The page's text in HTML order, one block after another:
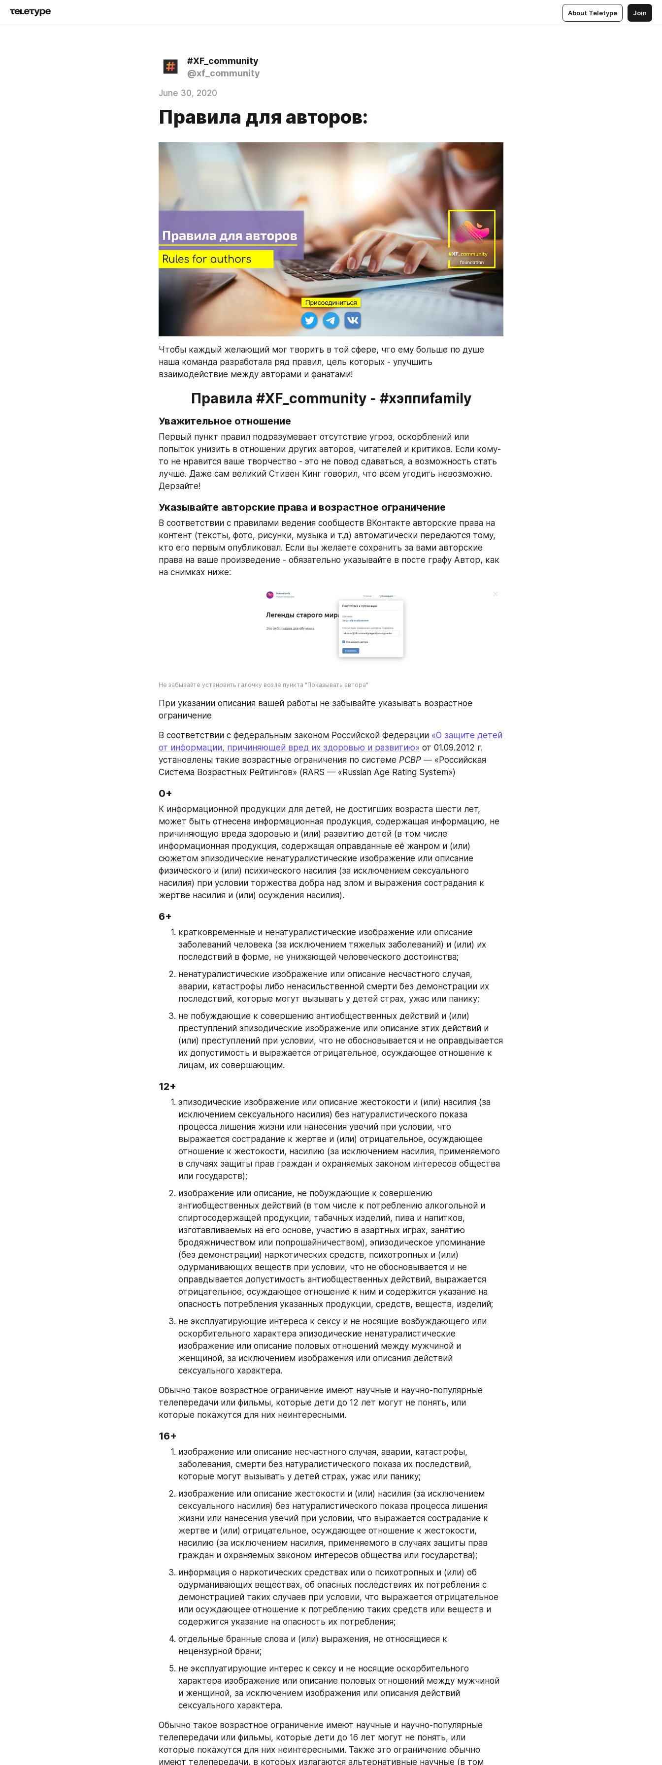
About Teletype Join
#XF_community
@xf_community
June 30, 2020
Правила для авторов:
Чтобы каждый желающий мог творить в той сфере, что ему больше по душе
наша команда разработала ряд правил, цель которых - улучшить
взаимодействие между авторами и фанатами!
Правила #XF_community - #хэппиfamily
Уважительное отношение
Первый пункт правил подразумевает отсутствие угроз, оскорблений или
попыток унизить в отношении других авторов, читателей и критиков. Если кому-
то не нравится ваше творчество - это не повод сдаваться, а возможность стать
лучше. Даже сам великий Стивен Кинг говорил, что всем угодить невозможно.
Дерзайте!
Указывайте авторские права и возрастное ограничение
В соответствии с правилами ведения сообществ ВКонтакте авторские права на
контент (тексты, фото, рисунки, музыка и т.д) автоматически передаются тому,
кто его первым опубликовал. Если вы желаете сохранить за вами авторские
права на ваше произведение - обязательно указывайте в посте графу Автор, как
на снимках ниже:
Не забывайте установить галочку возле пункта "Показывать автора"
При указании описания вашей работы не забывайте указывать возрастное
ограничение
В соответствии с федеральным законом Российской Федерации «О защите детей
от информации, причиняющей вред их здоровью и развитию» от 01.09.2012 г.
установлены такие возрастные ограничения по системе РСВР — «Российская
Система Возрастных Рейтингов» (RARS — «Russian Age Rating System»)
0+
К информационной продукции для детей, не достигших возраста шести лет,
может быть отнесена информационная продукция, содержащая информацию, не
причиняющую вреда здоровью и (или) развитию детей (в том числе
информационная продукция, содержащая оправданные её жанром и (или)
сюжетом эпизодические ненатуралистические изображение или описание
физического и (или) психического насилия (за исключением сексуального
насилия) при условии торжества добра над злом и выражения сострадания к
жертве насилия и (или) осуждения насилия).
6+
кратковременные и ненатуралистические изображение или описание
заболеваний человека (за исключением тяжелых заболеваний) и (или) их
последствий в форме, не унижающей человеческого достоинства;
ненатуралистические изображение или описание несчастного случая,
аварии, катастрофы либо ненасильственной смерти без демонстрации их
последствий, которые могут вызывать у детей страх, ужас или панику;
не побуждающие к совершению антиобщественных действий и (или)
преступлений эпизодические изображение или описание этих действий и
(или) преступлений при условии, что не обосновывается и не оправдывается
их допустимость и выражается отрицательное, осуждающее отношение к
лицам, их совершающим.
12+
эпизодические изображение или описание жестокости и (или) насилия (за
исключением сексуального насилия) без натуралистического показа
процесса лишения жизни или нанесения увечий при условии, что
выражается сострадание к жертве и (или) отрицательное, осуждающее
отношение к жестокости, насилию (за исключением насилия, применяемого
в случаях защиты прав граждан и охраняемых законом интересов общества
или государств);
изображение или описание, не побуждающие к совершению
антиобщественных действий (в том числе к потреблению алкогольной и
спиртосодержащей продукции, табачных изделий, пива и напитков,
изготавливаемых на его основе, участию в азартных играх, занятию
бродяжничеством или попрошайничеством), эпизодическое упоминание
(без демонстрации) наркотических средств, психотропных и (или)
одурманивающих веществ при условии, что не обосновывается и не
оправдывается допустимость антиобщественных действий, выражается
отрицательное, осуждающее отношение к ним и содержится указание на
опасность потребления указанных продукции, средств, веществ, изделий;
не эксплуатирующие интереса к сексу и не носящие возбуждающего или
оскорбительного характера эпизодические ненатуралистические
изображение или описание половых отношений между мужчиной и
женщиной, за исключением изображения или описания действий
сексуального характера.
Обычно такое возрастное ограничение имеют научные и научно-популярные
телепередачи или фильмы, которые дети до 12 лет могут не понять, или
которые покажутся для них неинтересными.
16+
изображение или описание несчастного случая, аварии, катастрофы,
заболевания, смерти без натуралистического показа их последствий,
которые могут вызывать у детей страх, ужас или панику;
изображение или описание жестокости и (или) насилия (за исключением
сексуального насилия) без натуралистического показа процесса лишения
жизни или нанесения увечий при условии, что выражается сострадание к
жертве и (или) отрицательное, осуждающее отношение к жестокости,
насилию (за исключением насилия, применяемого в случаях защиты прав
граждан и охраняемых законом интересов общества или государства);
информация о наркотических средствах или о психотропных и (или) об
одурманивающих веществах, об опасных последствиях их потребления с
демонстрацией таких случаев при условии, что выражается отрицательное
или осуждающее отношение к потреблению таких средств или веществ и
содержится указание на опасность их потребления;
отдельные бранные слова и (или) выражения, не относящиеся к
нецензурной брани;
не эксплуатирующие интерес к сексу и не носящие оскорбительного
характера изображение или описание половых отношений между мужчиной
и женщиной, за исключением изображения или описания действий
сексуального характера.
Обычно такое возрастное ограничение имеют научные и научно-популярные
телепередачи или фильмы, которые дети до 16 лет могут не понять, или
которые покажутся для них неинтересными. Также это ограничение обычно
имеют телепередачи, в которых излагаются альтернативные научные (в том